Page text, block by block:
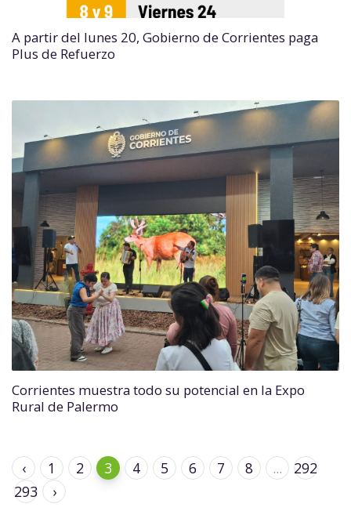
A partir del lunes 20, Gobierno de Corrientes paga
Plus de Refuerzo
Corrientes muestra todo su potencial en la Expo
Rural de Palermo
‹ 1 2 3 4 5 6 7 8 ...
292
293
›